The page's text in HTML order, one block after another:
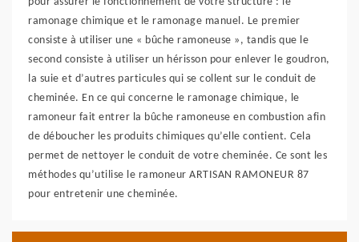
ramonage chimique et le ramonage manuel. Le premier
consiste à utiliser une « bûche ramoneuse », tandis que le
second consiste à utiliser un hérisson pour enlever le goudron,
la suie et d’autres particules qui se collent sur le conduit de
cheminée. En ce qui concerne le ramonage chimique, le
ramoneur fait entrer la bûche ramoneuse en combustion afin
de déboucher les produits chimiques qu’elle contient. Cela
permet de nettoyer le conduit de votre cheminée. Ce sont les
méthodes qu’utilise le ramoneur ARTISAN RAMONEUR 87
pour entretenir une cheminée.